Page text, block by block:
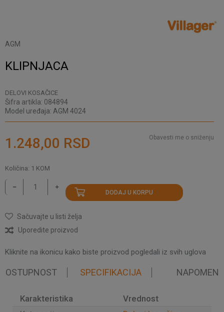
AGM
KLIPNJACA
DELOVI KOSAČICE
Šifra artikla: 084894
Model uređaja: AGM 4024
1.248,00 RSD Obavesti me o sniženju
Količina: 1 KOM
DODAJ U KORPU
Sačuvajte u listi želja
Uporedite proizvod
Kliknite na ikonicu kako biste proizvod pogledali iz svih uglova
SPECIFIKACIJA NAPOMENA
Karakteristika
Vrednost